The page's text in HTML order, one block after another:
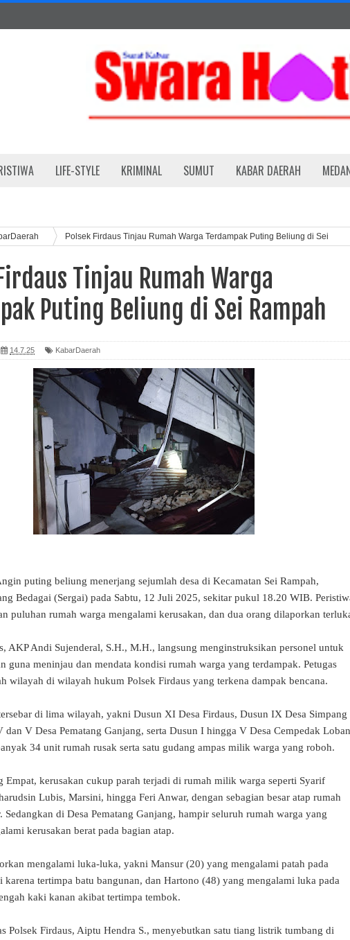
LIFE-STYLE KRIMINAL SUMUT KABAR DAERAH
Polsek Firdaus Tinjau Rumah Warga Terdampak Puting Beliung di Sei
Tinjau Rumah Warga
Puting Beliung di Sei Rampah
14.7.25 KabarDaerah
puting beliung menerjang sejumlah desa di Kecamatan Sei Rampah,
Bedagai (Sergai) pada Sabtu, 12 Juli 2025, sekitar pukul 18.20 WIB.
puluhan rumah warga mengalami kerusakan, dan dua orang dilaporkan
AKP Andi Sujenderal, S.H., M.H., langsung menginstruksikan personel untuk
guna meninjau dan mendata kondisi rumah warga yang terdampak. Petugas
wilayah di wilayah hukum Polsek Firdaus yang terkena dampak bencana.
di lima wilayah, yakni Dusun XI Desa Firdaus, Dusun IX Desa Simpang
dan V Desa Pematang Ganjang, serta Dusun I hingga V Desa Cempedak
34 unit rumah rusak serta satu gudang ampas milik warga yang roboh.
Empat, kerusakan cukup parah terjadi di rumah milik warga seperti Syarif
Lubis, Marsini, hingga Feri Anwar, dengan sebagian besar atap rumah
Sedangkan di Desa Pematang Ganjang, hampir seluruh rumah warga yang
kerusakan berat pada bagian atap.
mengalami luka-luka, yakni Mansur (20) yang mengalami patah pada
karena tertimpa batu bangunan, dan Hartono (48) yang mengalami luka pada
kaki kanan akibat tertimpa tembok.
Polsek Firdaus, Aiptu Hendra S., menyebutkan satu tiang listrik tumbang di